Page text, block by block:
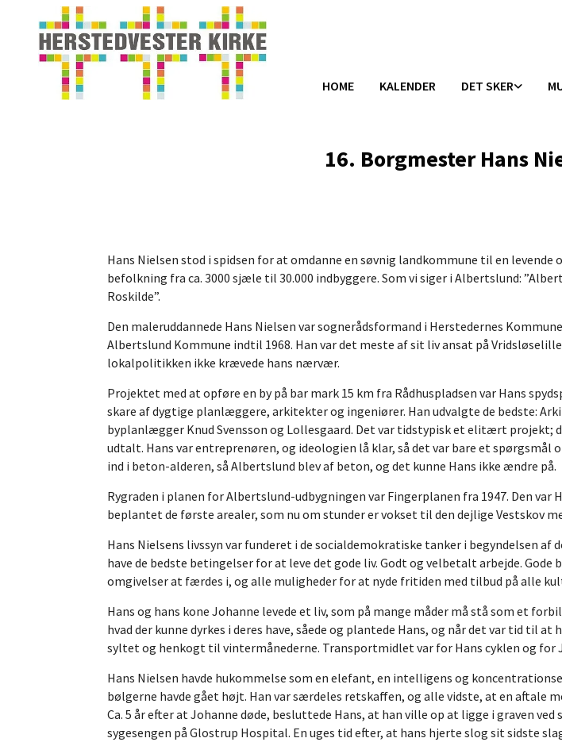
HOME KALENDER DET SKER
16. Borgmester Hans
Hans Nielsen stod i spidsen for at omdanne en søvnig landkommune til en levende
befolkning fra ca. 3000 sjæle til 30.000 indbyggere. Som vi siger i Albertslund:
Roskilde”.
Den maleruddannede Hans Nielsen var sognerådsformand i Herstedernes
Albertslund Kommune indtil 1968. Han var det meste af sit liv ansat på
lokalpolitikken ikke krævede hans nærvær.
Projektet med at opføre en by på bar mark 15 km fra Rådhuspladsen var Hans
skare af dygtige planlæggere, arkitekter og ingeniører. Han udvalgte de bedste:
byplanlægger Knud Svensson og Lollesgaard. Det var tidstypisk et elitært projekt;
udtalt. Hans var entreprenøren, og ideologien lå klar, så det var bare et
ind i beton-alderen, så Albertslund blev af beton, og det kunne Hans ikke ændre på.
Rygraden i planen for Albertslund-udbygningen var Fingerplanen fra 1947. Den
beplantet de første arealer, som nu om stunder er vokset til den dejlige Vestskov
Hans Nielsens livssyn var funderet i de socialdemokratiske tanker i begyndelsen af
have de bedste betingelser for at leve det gode liv. Godt og velbetalt arbejde.
omgivelser at færdes i, og alle muligheder for at nyde fritiden med tilbud på alle
Hans og hans kone Johanne levede et liv, som på mange måder må stå som et
hvad der kunne dyrkes i deres have, såede og plantede Hans, og når det var tid til
syltet og henkogt til vintermånederne. Transportmidlet var for Hans cyklen og for
Hans Nielsen havde hukommelse som en elefant, en intelligens og
bølgerne havde gået højt. Han var særdeles retskaffen, og alle vidste, at en aftale
Ca. 5 år efter at Johanne døde, besluttede Hans, at han ville op at ligge i graven
sygesengen på Glostrup Hospital. En uges tid efter, at hans hjerte slog sit sidste